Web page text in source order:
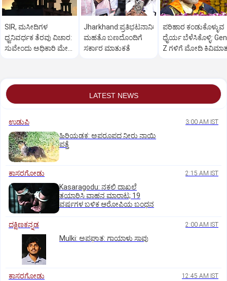
SIR, ಮಸೀದಿಗಳ
ಧ್ವನಿವರ್ಧಕ ತೆರವು ವಿಚಾರ:
ಸುವೇಂದು ಅಧಿಕಾರಿ ಮೇಲೆ
Jharkhand:ಪ್ರತಿಭಟನಾನಿರತ
ಮಹತೊ ಬಣದೊಂದಿಗೆ
ಸರ್ಕಾರ ಮಾತುಕತೆ
ಪರಿಹಾರ ಕಂಡುಕೊಳ್ಳುವ
ಧೈರ್ಯ ಬೆಳೆಸಿಕೊಳ್ಳಿ:
Z ಗಳಿಗೆ ಮೋದಿ
LATEST NEWS
ಉಡುಪಿ 3:00 AM IST
ಹಿರಿಯಡಕ: ಅಪರೂಪದ ನೀರು ನಾಯಿ
ಪತ್ತೆ
ಕಾಸರಗೋಡು 2:15 AM IST
Kasaragodu: ನಕಲಿ ದಾಖಲೆ
ತಯಾರಿಸಿ ವಾಹನ ಮಾರಾಟ; 19
ವರ್ಷಗಳ ಬಳಿಕ ಆರೋಪಿಯ ಬಂಧನ
ದಕ್ಷಿಣಕನ್ನಡ 2:00 AM IST
Mulki: ಅಪಘಾತ: ಗಾಯಾಳು ಸಾವು
ಕಾಸರಗೋಡು 12:45 AM IST